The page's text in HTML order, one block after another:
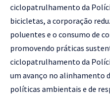
ciclopatrulhamento da
bicicletas, a corporação
poluentes e o consumo de
promovendo práticas
ciclopatrulhamento da
um avanço no alinhamento
políticas ambientais e de